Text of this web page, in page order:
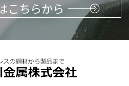
こちらから